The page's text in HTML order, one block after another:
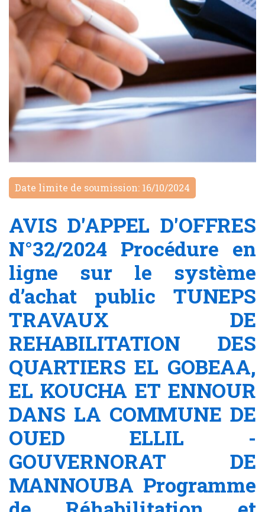
Date limite de soumission: 16/10/2024
AVIS D'APPEL D'OFFRES
N°32/2024 Procédure en
ligne sur le système
d’achat public TUNEPS
TRAVAUX DE
REHABILITATION DES
QUARTIERS EL GOBEAA,
EL KOUCHA ET ENNOUR
DANS LA COMMUNE DE
OUED ELLIL -
GOUVERNORAT DE
MANNOUBA Programme